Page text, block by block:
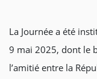
La Journée a été
9 mai 2025, dont le
l’amitié entre la